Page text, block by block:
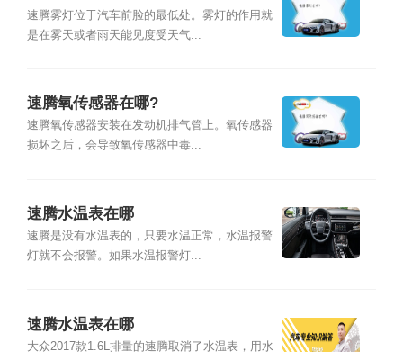
速腾雾灯位于汽车前脸的最低处。雾灯的作用就
是在雾天或者雨天能见度受天气...
速腾氧传感器在哪?
速腾氧传感器安装在发动机排气管上。氧传感器
损坏之后，会导致氧传感器中毒...
速腾水温表在哪
速腾是没有水温表的，只要水温正常，水温报警
灯就不会报警。如果水温报警灯...
速腾水温表在哪
大众2017款1.6L排量的速腾取消了水温表，用水